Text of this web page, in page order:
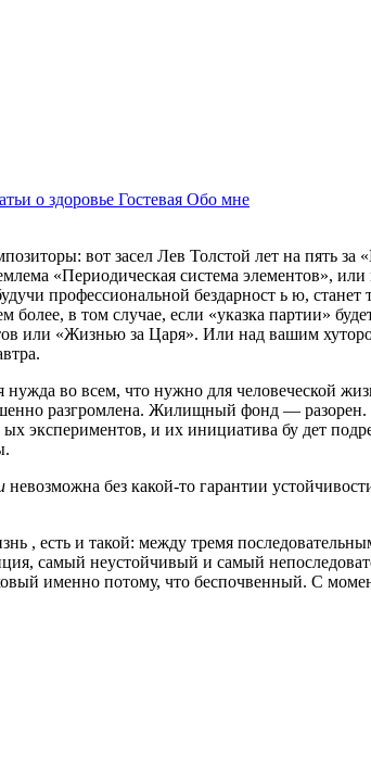
о здоровье Гостевая Обо мне
вот засел Лев Толстой лет на пять
«Периодическая система элементов»,
профессиональной бездарност ь ю, станет
в том случае, если «указка партии»
или «Жизнью за Царя». Или над вашим
во всем, что нужно для человеческой
разгромлена. Жилищный фонд — разорен.
и их инициатива бу дет
невозможна без какой-то гарантии
, есть и такой: между тремя
самый неустойчивый и самый
именно потому, что беспочвенный. С